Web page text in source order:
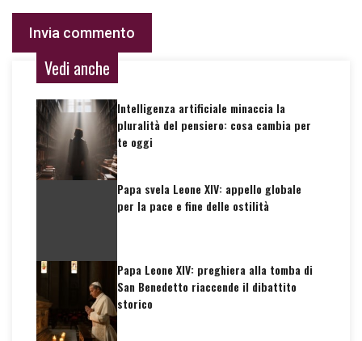
Vedi anche
Intelligenza artificiale minaccia la
pluralità del pensiero: cosa cambia per
te oggi
Papa svela Leone XIV: appello globale
per la pace e fine delle ostilità
Papa Leone XIV: preghiera alla tomba di
San Benedetto riaccende il dibattito
storico